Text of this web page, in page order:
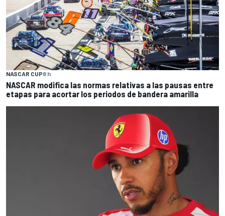
NASCAR CUP8 h
NASCAR modifica las normas relativas a las pausas entre
etapas para acortar los periodos de bandera amarilla